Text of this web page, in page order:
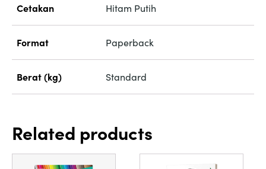
Cetakan Hitam Putih
Format Paperback
Berat (kg) Standard
Related products